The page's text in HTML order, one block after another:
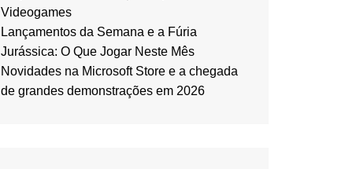
Videogames
Lançamentos da Semana e a Fúria
Jurássica: O Que Jogar Neste Mês
Novidades na Microsoft Store e a chegada
de grandes demonstrações em 2026